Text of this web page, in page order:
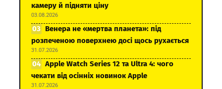
камеру й підняти ціну
03.08.2026
Венера не «мертва планета»: під
розпеченою поверхнею досі щось рухається
31.07.2026
Apple Watch Series 12 та Ultra 4: чого
чекати від осінніх новинок Apple
31.07.2026